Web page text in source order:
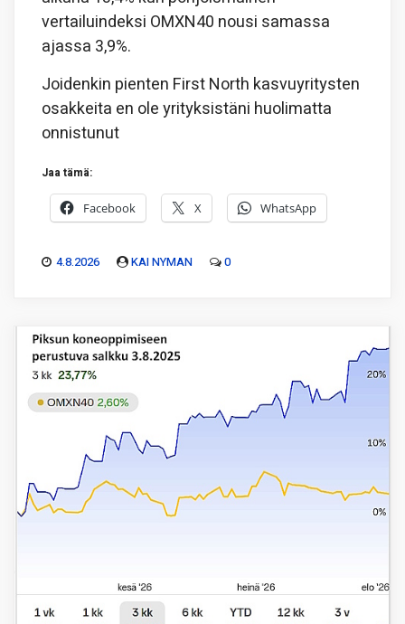
vertailuindeksi OMXN40 nousi samassa
ajassa 3,9%.
Joidenkin pienten First North kasvuyritysten
osakkeita en ole yrityksistäni huolimatta
onnistunut
Jaa tämä:
Facebook X WhatsApp
4.8.2026 KAI NYMAN 0